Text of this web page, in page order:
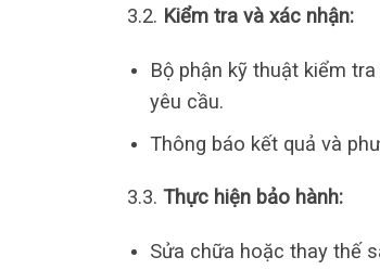
3.2. Kiểm tra và xác nhận:
Bộ phận kỹ thuật kiểm
yêu cầu.
Thông báo kết quả và
3.3. Thực hiện bảo hành:
Sửa chữa hoặc thay thế